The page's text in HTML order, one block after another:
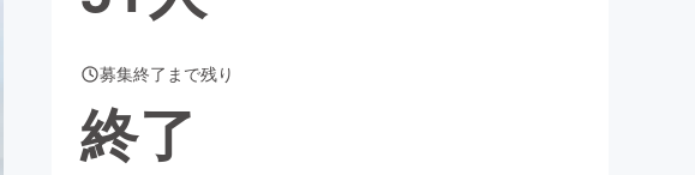
募集終了まで残り
終了